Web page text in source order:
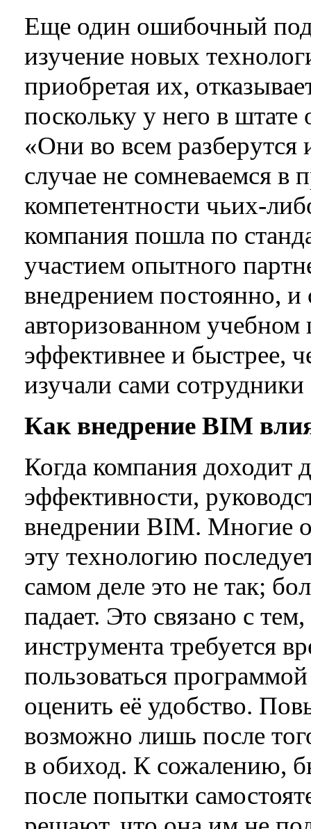
Еще один ошибочный
изучение новых
приобретая их,
поскольку у него в
«Они во всем
случае не сомневаемся в
компетентности чьих-
компания пошла по
участием опытного
внедрением постоянно, и
авторизованном
эффективнее и быстрее,
изучали сами
Как внедрение BIM
Когда компания доходит
эффективности,
внедрении BIM. Многие
эту технологию
самом деле это не так;
падает. Это связано с
инструмента требуется
пользоваться
оценить её удобство.
возможно лишь после
в обиход. К сожалению,
после попытки